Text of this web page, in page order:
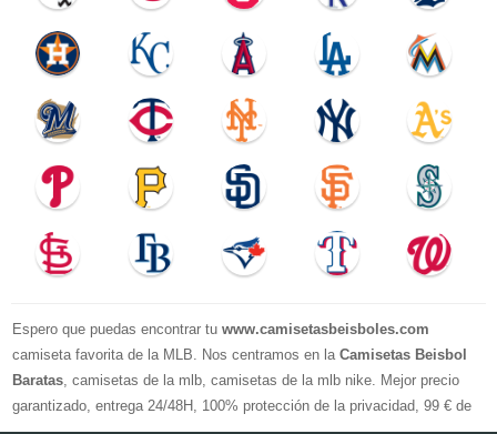
Espero que puedas encontrar tu www.camisetasbeisboles.com
camiseta favorita de la MLB. Nos centramos en la Camisetas Beisbol
Baratas, camisetas de la mlb, camisetas de la mlb nike. Mejor precio
garantizado, entrega 24/48H, 100% protección de la privacidad, 99 € de